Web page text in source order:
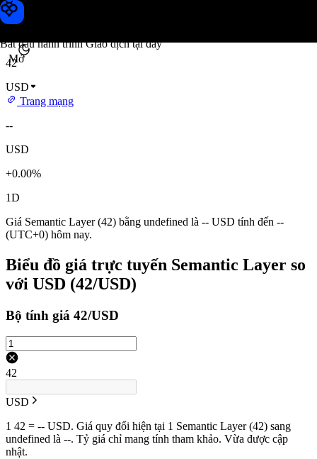
Bắt đầu hành trình Giao dịch tại đây
Mở
Giá Semantic Layer
42
USD
Trang mạng
--
USD
+0.00%
1D
Giá Semantic Layer (42) bằng undefined là -- USD tính đến --
(UTC+0) hôm nay.
Biểu đồ giá trực tuyến Semantic Layer so
với USD (42/USD)
Bộ tính giá 42/USD
42
USD
1 42 = -- USD. Giá quy đổi hiện tại 1 Semantic Layer (42) sang
undefined là --. Tỷ giá chỉ mang tính tham khảo. Vừa được cập
nhật.